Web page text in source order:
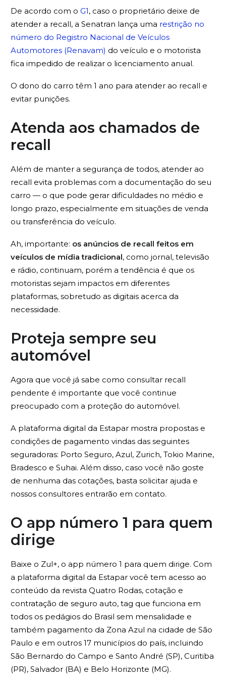
De acordo com o G1, caso o proprietário deixe de
atender a recall, a Senatran lança uma restrição no
número do Registro Nacional de Veículos
Automotores (Renavam) do veículo e o motorista
fica impedido de realizar o licenciamento anual.
O dono do carro têm 1 ano para atender ao recall e
evitar punições.
Atenda aos chamados de
recall
Além de manter a segurança de todos, atender ao
recall evita problemas com a documentação do seu
carro — o que pode gerar dificuldades no médio e
longo prazo, especialmente em situações de venda
ou transferência do veículo.
Ah, importante: os anúncios de recall feitos em
veículos de mídia tradicional, como jornal, televisão
e rádio, continuam, porém a tendência é que os
motoristas sejam impactos em diferentes
plataformas, sobretudo as digitais acerca da
necessidade.
Proteja sempre seu
automóvel
Agora que você já sabe como consultar recall
pendente é importante que você continue
preocupado com a proteção do automóvel.
A plataforma digital da Estapar mostra propostas e
condições de pagamento vindas das seguintes
seguradoras: Porto Seguro, Azul, Zurich, Tokio Marine,
Bradesco e Suhai. Além disso, caso você não goste
de nenhuma das cotações, basta solicitar ajuda e
nossos consultores entrarão em contato.
O app número 1 para quem
dirige
Baixe o Zul+, o app número 1 para quem dirige. Com
a plataforma digital da Estapar você tem acesso ao
conteúdo da revista Quatro Rodas, cotação e
contratação de seguro auto, tag que funciona em
todos os pedágios do Brasil sem mensalidade e
também pagamento da Zona Azul na cidade de São
Paulo e em outros 17 municípios do país, incluindo
São Bernardo do Campo e Santo André (SP), Curitiba
(PR), Salvador (BA) e Belo Horizonte (MG).